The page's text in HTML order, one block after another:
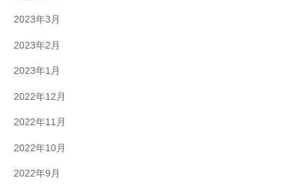
2023年3月
2023年2月
2023年1月
2022年12月
2022年11月
2022年10月
2022年9月